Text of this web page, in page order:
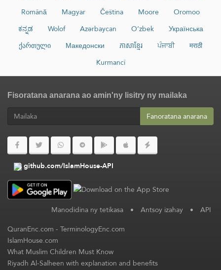
Română
Magyar Čeština Moore
Oromoo
ಕನ್ನಡ
Wolof Azərbaycan O‘zbek
Українська
ქართული
Македонски ភាសាខ្មែរ ਪੰਜਾਬੀ
मराठी
Kurmancî
Fisoratana anarana ao amin'ny lisitry ny mailaka
Fanoratana anarana
github.com/IslamHouse-API
Manodidina ny tetikasa • Antsoy izahay • API
QuranEnc.com-TerminologyEnc.com
IslamHouse.com
What Muslim Children Must Know
Riyadh Al-Salheen with explanation and benefits